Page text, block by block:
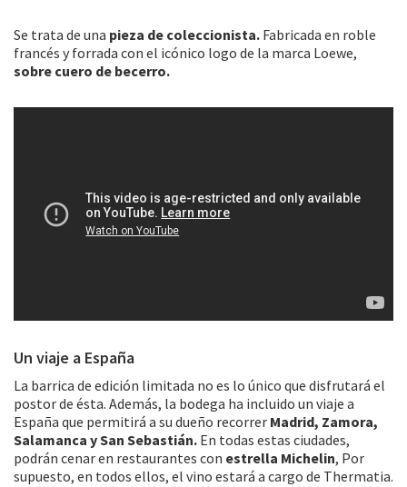
Se trata de una pieza de coleccionista. Fabricada en roble
francés y forrada con el icónico logo de la marca Loewe,
sobre cuero de becerro.
Un viaje a España
La barrica de edición limitada no es lo único que disfrutará el
postor de ésta. Además, la bodega ha incluido un viaje a
España que permitirá a su dueño recorrer Madrid, Zamora,
Salamanca y San Sebastián. En todas estas ciudades,
podrán cenar en restaurantes con estrella Michelin, Por
supuesto, en todos ellos, el vino estará a cargo de Thermatia.